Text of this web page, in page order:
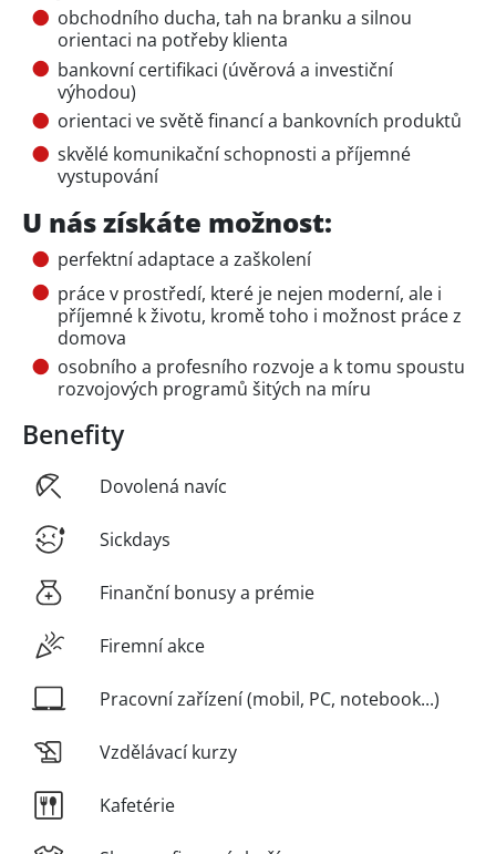
obchodního ducha, tah na branku a silnou
orientaci na potřeby klienta
bankovní certifikaci (úvěrová a investiční
výhodou)
orientaci ve světě financí a bankovních produktů
skvělé komunikační schopnosti a příjemné
vystupování
U nás získáte možnost:
perfektní adaptace a zaškolení
práce v prostředí, které je nejen moderní, ale i
příjemné k životu, kromě toho i možnost práce z
domova
osobního a profesního rozvoje a k tomu spoustu
rozvojových programů šitých na míru
Benefity
Dovolená navíc
Sickdays
Finanční bonusy a prémie
Firemní akce
Pracovní zařízení (mobil, PC, notebook...)
Vzdělávací kurzy
Kafetérie